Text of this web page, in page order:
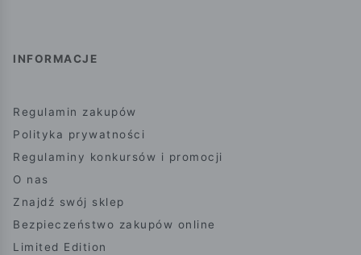
INFORMACJE
Regulamin zakupów
Polityka prywatności
Regulaminy konkursów i promocji
O nas
Znajdź swój sklep
Bezpieczeństwo zakupów online
Limited Edition